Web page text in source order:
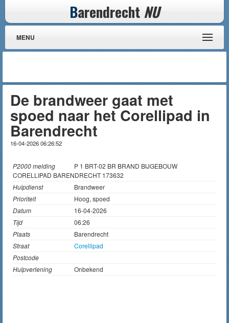
Barendrecht NU
MENU
De brandweer gaat met
spoed naar het Corellipad in
Barendrecht
16-04-2026 06:26:52
P2000 melding
P 1 BRT-02 BR BRAND BIJGEBOUW
CORELLIPAD BARENDRECHT 173632
Hulpdienst
Brandweer
Prioriteit
Hoog, spoed
Datum
16-04-2026
Tijd
06:26
Plaats
Barendrecht
Straat
Corellipad
Postcode
Hulpverlening
Onbekend